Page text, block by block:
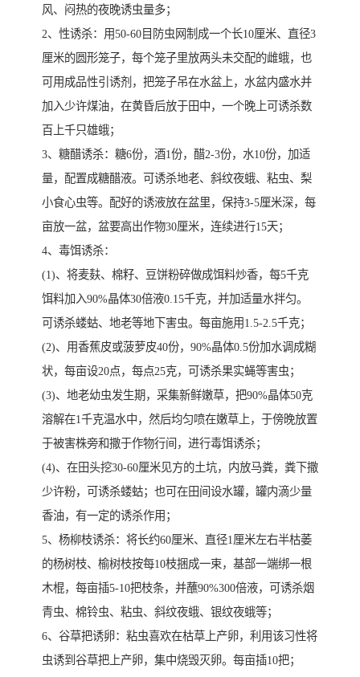
风、闷热的夜晚诱虫量多；
2、性诱杀：用50-60目防虫网制成一个长10厘米、直径3
厘米的圆形笼子，每个笼子里放两头未交配的雌蛾，也
可用成品性引诱剂，把笼子吊在水盆上，水盆内盛水并
加入少许煤油，在黄昏后放于田中，一个晚上可诱杀数
百上千只雄蛾；
3、糖醋诱杀：糖6份，酒1份，醋2-3份，水10份，加适
量，配置成糖醋液。可诱杀地老、斜纹夜蛾、粘虫、梨
小食心虫等。配好的诱液放在盆里，保持3-5厘米深，每
亩放一盆，盆要高出作物30厘米，连续进行15天；
4、毒饵诱杀：
(1)、将麦麸、棉籽、豆饼粉碎做成饵料炒香，每5千克
饵料加入90%晶体30倍液0.15千克，并加适量水拌匀。
可诱杀蝼蛄、地老等地下害虫。每亩施用1.5-2.5千克；
(2)、用香蕉皮或菠萝皮40份，90%晶体0.5份加水调成糊
状，每亩设20点，每点25克，可诱杀果实蝇等害虫；
(3)、地老幼虫发生期，采集新鲜嫩草，把90%晶体50克
溶解在1千克温水中，然后均匀喷在嫩草上，于傍晚放置
于被害株旁和撒于作物行间，进行毒饵诱杀；
(4)、在田头挖30-60厘米见方的土坑，内放马粪，粪下撒
少许粉，可诱杀蝼蛄；也可在田间设水罐，罐内滴少量
香油，有一定的诱杀作用；
5、杨柳枝诱杀：将长约60厘米、直径1厘米左右半枯萎
的杨树枝、榆树枝按每10枝捆成一束，基部一端绑一根
木棍，每亩插5-10把枝条，并蘸90%300倍液，可诱杀烟
青虫、棉铃虫、粘虫、斜纹夜蛾、银纹夜蛾等；
6、谷草把诱卵：粘虫喜欢在枯草上产卵，利用该习性将
虫诱到谷草把上产卵，集中烧毁灭卵。每亩插10把；